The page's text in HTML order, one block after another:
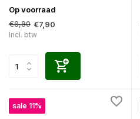
Op voorraad
€8,80 €7,90
Incl. btw
sale 11%